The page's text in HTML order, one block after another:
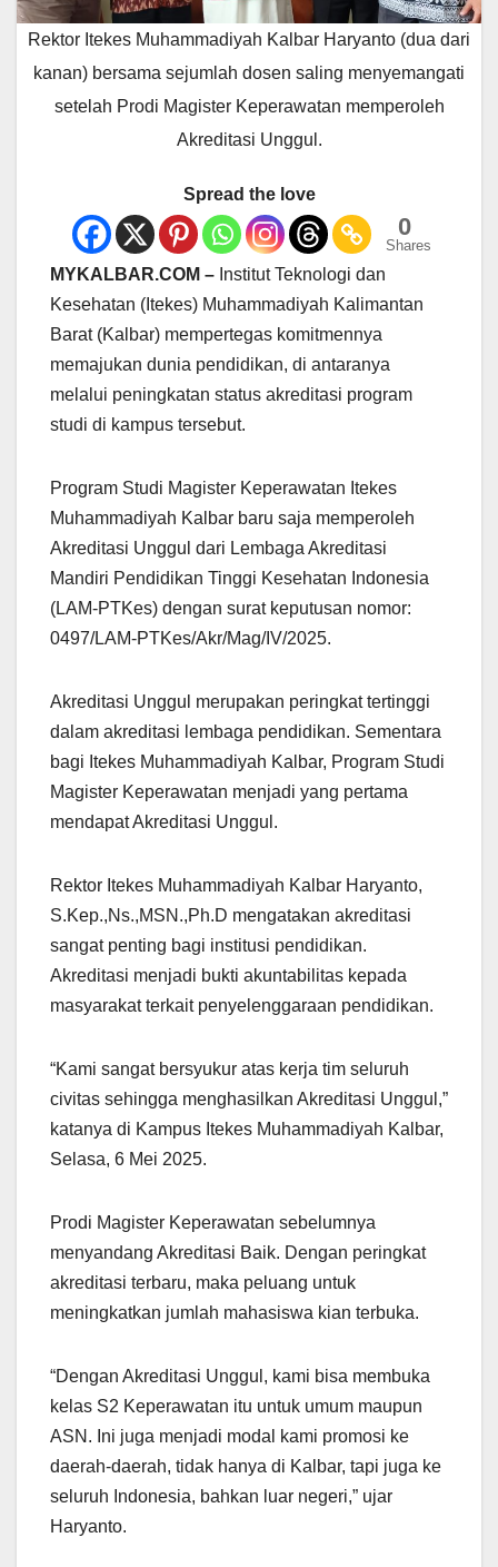
Rektor Itekes Muhammadiyah Kalbar Haryanto (dua dari
kanan) bersama sejumlah dosen saling menyemangati
setelah Prodi Magister Keperawatan memperoleh
Akreditasi Unggul.
Spread the love
0
Shares
MYKALBAR.COM – Institut Teknologi dan
Kesehatan (Itekes) Muhammadiyah Kalimantan
Barat (Kalbar) mempertegas komitmennya
memajukan dunia pendidikan, di antaranya
melalui peningkatan status akreditasi program
studi di kampus tersebut.
Program Studi Magister Keperawatan Itekes
Muhammadiyah Kalbar baru saja memperoleh
Akreditasi Unggul dari Lembaga Akreditasi
Mandiri Pendidikan Tinggi Kesehatan Indonesia
(LAM-PTKes) dengan surat keputusan nomor:
0497/LAM-PTKes/Akr/Mag/IV/2025.
Akreditasi Unggul merupakan peringkat tertinggi
dalam akreditasi lembaga pendidikan. Sementara
bagi Itekes Muhammadiyah Kalbar, Program Studi
Magister Keperawatan menjadi yang pertama
mendapat Akreditasi Unggul.
Rektor Itekes Muhammadiyah Kalbar Haryanto,
S.Kep.,Ns.,MSN.,Ph.D mengatakan akreditasi
sangat penting bagi institusi pendidikan.
Akreditasi menjadi bukti akuntabilitas kepada
masyarakat terkait penyelenggaraan pendidikan.
“Kami sangat bersyukur atas kerja tim seluruh
civitas sehingga menghasilkan Akreditasi Unggul,”
katanya di Kampus Itekes Muhammadiyah Kalbar,
Selasa, 6 Mei 2025.
Prodi Magister Keperawatan sebelumnya
menyandang Akreditasi Baik. Dengan peringkat
akreditasi terbaru, maka peluang untuk
meningkatkan jumlah mahasiswa kian terbuka.
“Dengan Akreditasi Unggul, kami bisa membuka
kelas S2 Keperawatan itu untuk umum maupun
ASN. Ini juga menjadi modal kami promosi ke
daerah-daerah, tidak hanya di Kalbar, tapi juga ke
seluruh Indonesia, bahkan luar negeri,” ujar
Haryanto.